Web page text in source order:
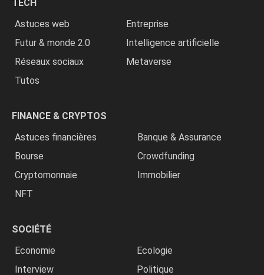
TECH
Astuces web
Entreprise
Futur & monde 2.0
Intelligence artificielle
Réseaux sociaux
Metaverse
Tutos
FINANCE & CRYPTOS
Astuces financières
Banque & Assurance
Bourse
Crowdfunding
Cryptomonnaie
Immobilier
NFT
SOCIÉTÉ
Economie
Ecologie
Interview
Politique